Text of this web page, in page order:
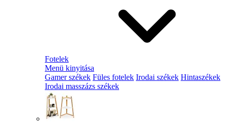
Fotelek
Menü kinyitása
Gamer székek Füles fotelek Irodai székek Hintaszékek
Irodai masszázs székek